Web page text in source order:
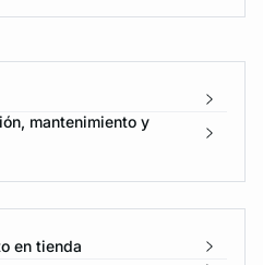
mantenimiento y
en tienda